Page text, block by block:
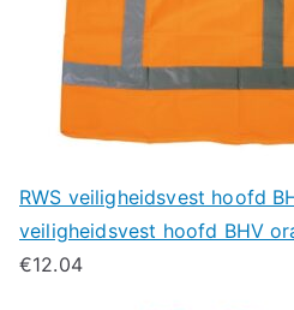
RWS veiligheidsvest hoofd
veiligheidsvest hoofd BHV
€12.04